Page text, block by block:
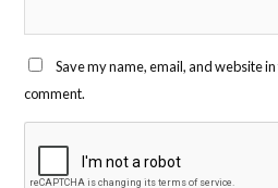
Save my name, email, and website
comment.